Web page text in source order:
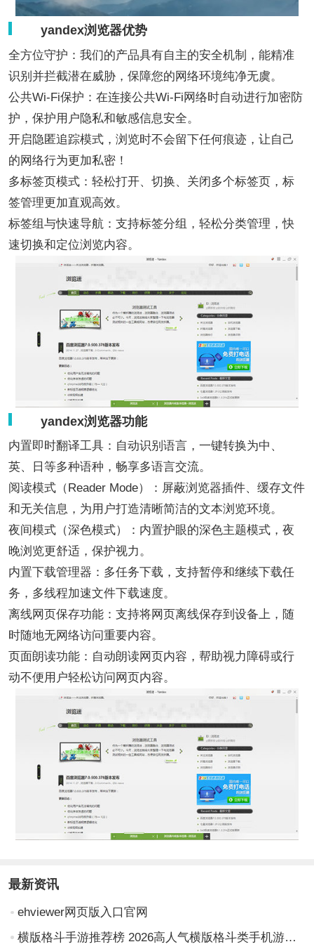
yandex浏览器优势
全方位守护：我们的产品具有自主的安全机制，能精准
识别并拦截潜在威胁，保障您的网络环境纯净无虞。
公共Wi-Fi保护：在连接公共Wi-Fi网络时自动进行加密防
护，保护用户隐私和敏感信息安全。
开启隐匿追踪模式，浏览时不会留下任何痕迹，让自己
的网络行为更加私密！
多标签页模式：轻松打开、切换、关闭多个标签页，标
签管理更加直观高效。
标签组与快速导航：支持标签分组，轻松分类管理，快
速切换和定位浏览内容。
yandex浏览器功能
内置即时翻译工具：自动识别语言，一键转换为中、
英、日等多种语种，畅享多语言交流。
阅读模式（Reader Mode）：屏蔽浏览器插件、缓存文件
和无关信息，为用户打造清晰简洁的文本浏览环境。
夜间模式（深色模式）：内置护眼的深色主题模式，夜
晚浏览更舒适，保护视力。
内置下载管理器：多任务下载，支持暂停和继续下载任
务，多线程加速文件下载速度。
离线网页保存功能：支持将网页离线保存到设备上，随
时随地无网络访问重要内容。
页面朗读功能：自动朗读网页内容，帮助视力障碍或行
动不便用户轻松访问网页内容。
最新资讯
ehviewer网页版入口官网
横版格斗手游推荐榜 2026高人气横版格斗类手机游戏Top10